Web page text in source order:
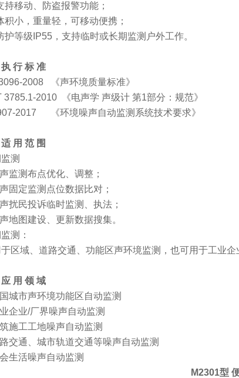
持移动、防盗报警功能；
积小，重量轻，可移动便携；
护等级IP55，支持临时或长期监测户外工作。
行 标 准
2008 《声环境质量标准》
3785.1-2010 《电声学 声级计 第1部分：规范》
2017 《环境噪声自动监测系统技术要求》
用 范 围
测
监测布点优化、调整；
固定监测点位数据比对；
扰民投诉临时监测、执法；
地图建设、更新数据搜集。
测：
区域、道路交通、功能区声环境监测，也可用于工业
用 领 域
城市声环境功能区自动监测
企业/厂界噪声自动监测
施工工地噪声自动监测
交通、城市轨道交通等噪声自动监测
生活噪声自动监测
M2301型